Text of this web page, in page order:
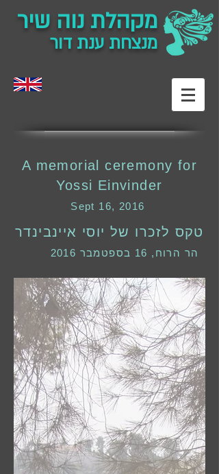
מקהלת נוה שיר
מנצחת ענת דור
A memorial ceremony for
Yossi Einvinder
טקס לזכרו של יוסי איינבינדר
הר הרוח, 16 בספטמבר 2016